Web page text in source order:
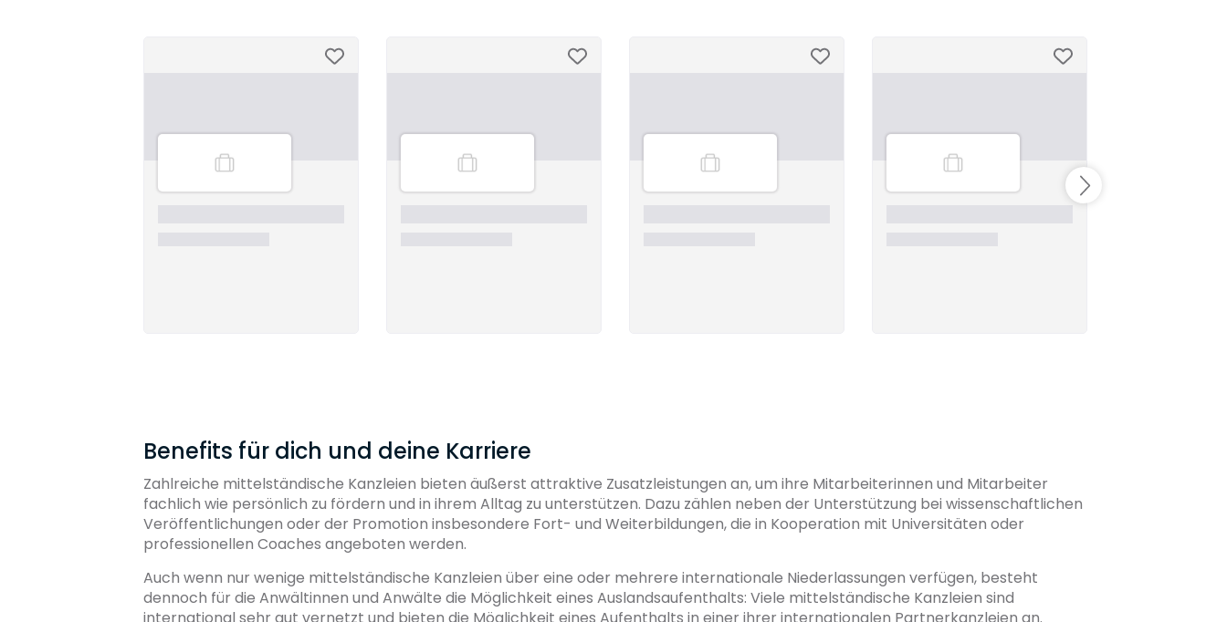
Benefits für dich und deine Karriere
Zahlreiche mittelständische Kanzleien bieten äußerst attraktive Zusatzleistungen an, um ihre Mitarbeiterinnen und Mitarbeiter
fachlich wie persönlich zu fördern und in ihrem Alltag zu unterstützen. Dazu zählen neben der Unterstützung bei wissenschaftlichen
Veröffentlichungen oder der Promotion insbesondere Fort- und Weiterbildungen, die in Kooperation mit Universitäten oder
professionellen Coaches angeboten werden.
Auch wenn nur wenige mittelständische Kanzleien über eine oder mehrere internationale Niederlassungen verfügen, besteht
dennoch für die Anwältinnen und Anwälte die Möglichkeit eines Auslandsaufenthalts: Viele mittelständische Kanzleien sind
international sehr gut vernetzt und bieten die Möglichkeit eines Aufenthalts in einer ihrer internationalen Partnerkanzleien an.